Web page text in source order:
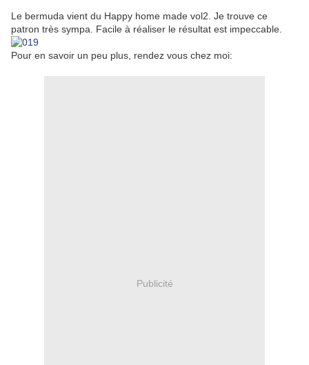
Le bermuda vient du Happy home made vol2. Je trouve ce
patron très sympa. Facile à réaliser le résultat est impeccable.
Pour en savoir un peu plus, rendez vous chez moi:
Publicité